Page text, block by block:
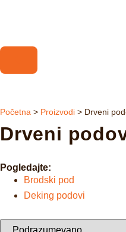
Početna > Proizvodi > Drveni
Drveni
Pogledajte:
Brodski pod
Deking podovi